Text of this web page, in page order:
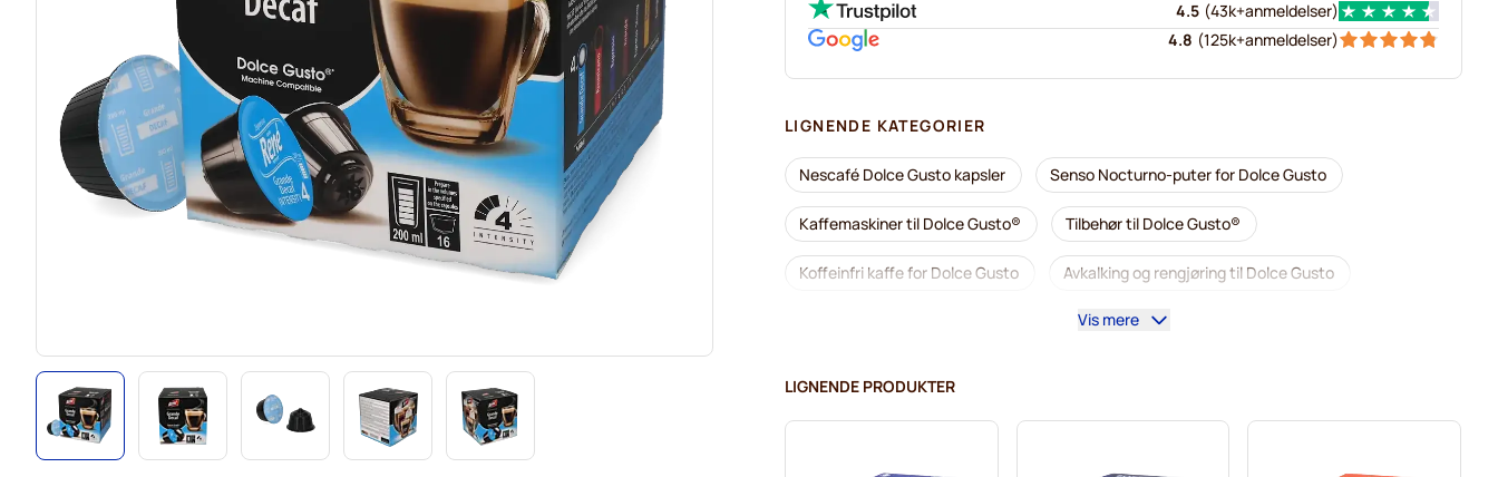
4.5 (43k+anmeldelser)
4.8 (125k+anmeldelser)
LIGNENDE KATEGORIER
Nescafé Dolce Gusto kapsler Senso Nocturno-puter for Dolce Gusto
Kaffemaskiner til Dolce Gusto® Tilbehør til Dolce Gusto®
Koffeinfri kaffe for Dolce Gusto Avkalking og rengjøring til Dolce Gusto
Segafredo kaffekapsler for Dolce Gusto Café René kaffekapsler for Dolce Gusto
Kapsler til Dolce Gusto® Gimoka kapsler for Dolce Gusto Til Dolce Gusto®
Starbucks®-kapsler for Dolce Gusto Kaffekapslen kaffekapsler for Dolce Gusto
Vis mere
LIGNENDE PRODUKTER